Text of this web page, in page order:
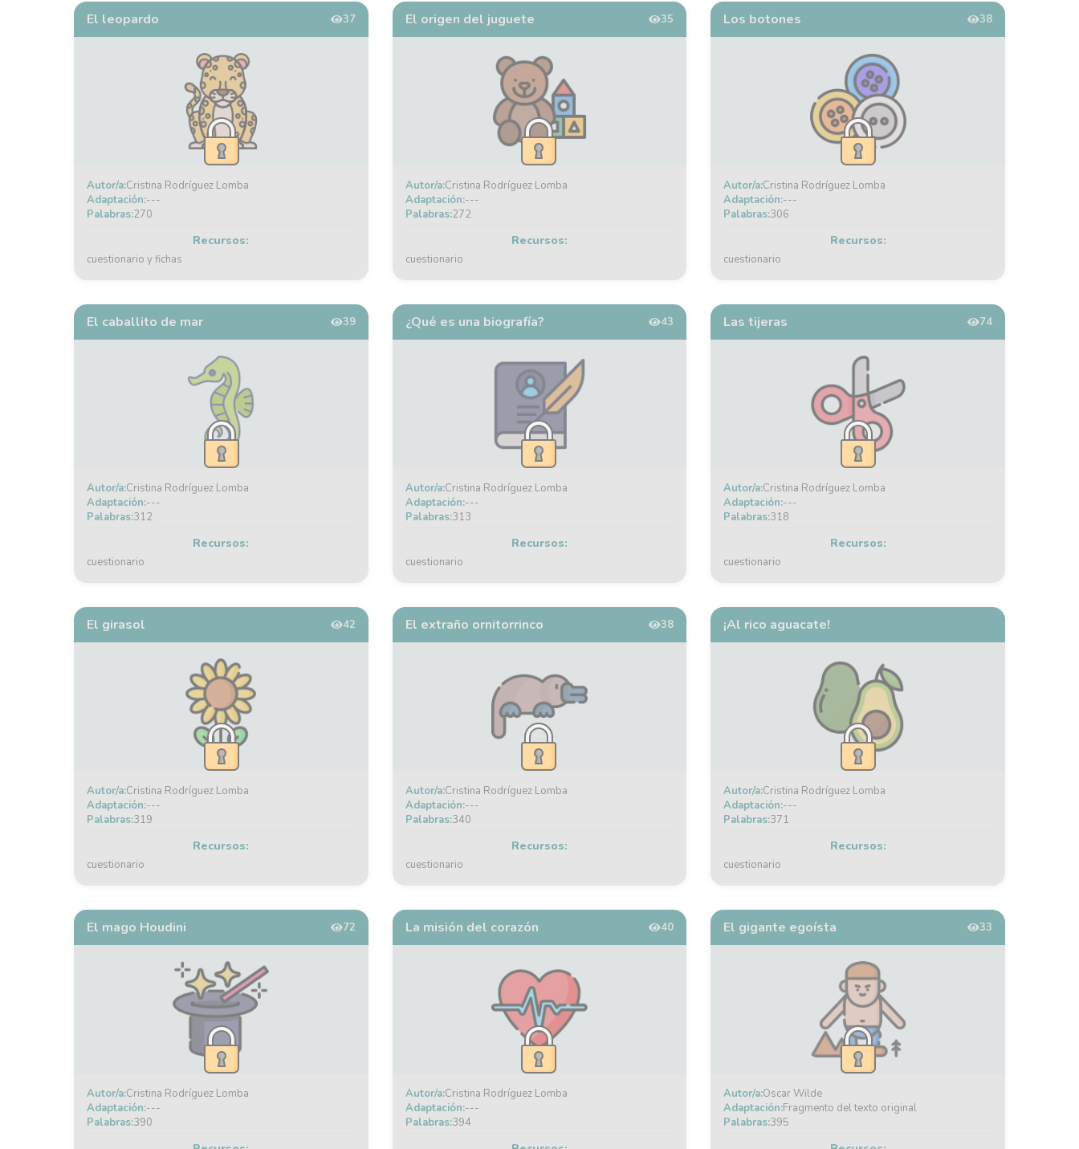
El leopardo 37
Autor/a:Cristina Rodríguez Lomba
Adaptación:---
Palabras:270
Recursos:
cuestionario y fichas
El origen del juguete 35
Autor/a:Cristina Rodríguez Lomba
Adaptación:---
Palabras:272
Recursos:
cuestionario
Los botones 38
Autor/a:Cristina Rodríguez Lomba
Adaptación:---
Palabras:306
Recursos:
cuestionario
El caballito de mar 39
Autor/a:Cristina Rodríguez Lomba
Adaptación:---
Palabras:312
Recursos:
cuestionario
¿Qué es una biografía? 43
Autor/a:Cristina Rodríguez Lomba
Adaptación:---
Palabras:313
Recursos:
cuestionario
Las tijeras 74
Autor/a:Cristina Rodríguez Lomba
Adaptación:---
Palabras:318
Recursos:
cuestionario
El girasol 42
Autor/a:Cristina Rodríguez Lomba
Adaptación:---
Palabras:319
Recursos:
cuestionario
El extraño ornitorrinco 38
Autor/a:Cristina Rodríguez Lomba
Adaptación:---
Palabras:340
Recursos:
cuestionario
¡Al rico aguacate!
Autor/a:Cristina Rodríguez Lomba
Adaptación:---
Palabras:371
Recursos:
cuestionario
El mago Houdini 72
Autor/a:Cristina Rodríguez Lomba
Adaptación:---
Palabras:390
La misión del corazón 40
Autor/a:Cristina Rodríguez Lomba
Adaptación:---
Palabras:394
El gigante egoísta 33
Autor/a:Oscar Wilde
Adaptación:Fragmento del texto original
Palabras:395